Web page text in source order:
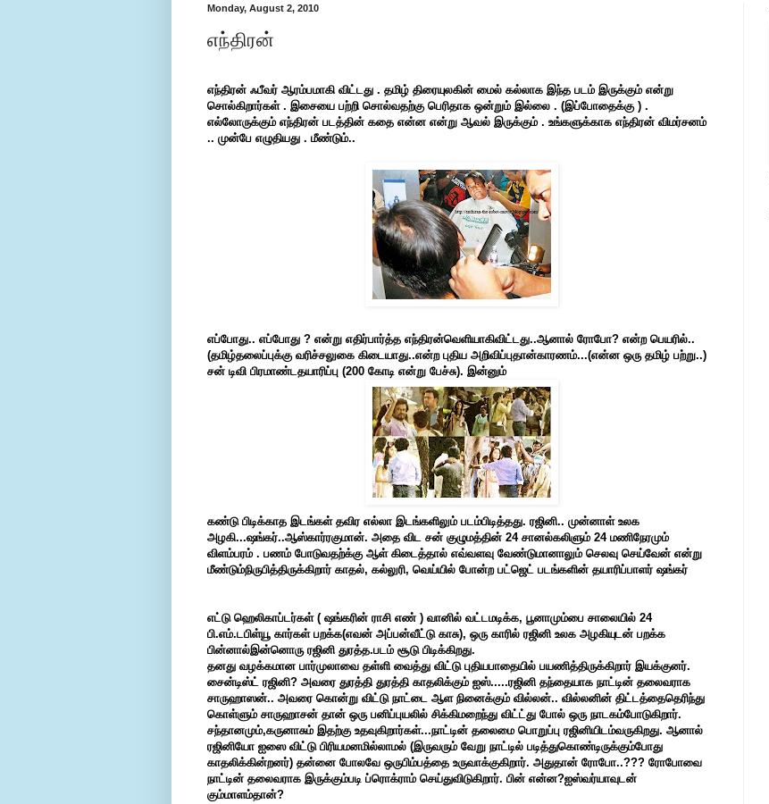
Monday, August 2, 2010
எந்திரன்
எந்திரன் ஃபீவர் ஆரம்பமாகி விட்டது . தமிழ் திரையுலகின் மைல் கல்லாக இந்த படம் இருக்கும் என்று
சொல்கிறார்கள் . இசையை பற்றி சொல்வதற்கு பெரிதாக ஒன்றும் இல்லை . (இப்போதைக்கு ) .
எல்லோருக்கும் எந்திரன் படத்தின் கதை என்ன என்று ஆவல் இருக்கும் . உங்களுக்காக எந்திரன் விமர்சனம்
.. முன்பே எழுதியது . மீண்டும்..
எப்போது.. எப்போது ? என்று எதிர்பார்த்த எந்திரன்வெளியாகிவிட்டது..ஆனால் ரோபோ? என்ற பெயரில்..
(தமிழ்தலைப்புக்கு வரிச்சலுகை கிடையாது..என்ற புதிய அறிவிப்புதான்காரணம்...(என்ன ஒரு தமிழ் பற்று..)
சன் டிவி பிரமாண்டதயாரிப்பு (200 கோடி என்று பேச்சு). இன்னும்
கண்டு பிடிக்காத இடங்கள் தவிர எல்லா இடங்களிலும் படம்பிடித்தது. ரஜினி.. முன்னாள் உலக
அழகி...ஷங்கர்..ஆஸ்கார்ரகுமான். அதை விட சன் குழுமத்தின் 24 சானல்கலிளும்24 மணிநேரமும்
விளம்பரம். பணம் போடுவதற்க்கு ஆள் கிடைத்தால் எவ்வளவு வேண்டுமானாலும் செலவு செய்வேன் என்று
மீண்டும்நிருபித்திருக்கிறார் காதல், கல்லுரி, வெய்யில் போன்ற பட்ஜெட் படங்களின் தயாரிப்பாளர் ஷங்கர்
எட்டு ஹெலிகாப்டர்கள் ( ஷங்கரின் ராசி எண் ) வானில் வட்டமடிக்க, பூனாமும்பை சாலையில் 24
பி.எம்.டபிள்யூ கார்கள் பறக்க(எவன் அப்பன்வீட்டு காசு), ஒரு காரில் ரஜினி உலக அழகியுடன் பறக்க
பின்னால்இன்னொரு ரஜினி துரத்த.படம் சூடு பிடிக்கிறது.
தனது வழக்கமான பார்முலாவை தள்ளி வைத்து விட்டு புதியபாதையில் பயணித்திருக்கிறார் இயக்குனர்.
சைன்டிஸ்ட் ரஜினி? அவரை துரத்தி துரத்தி காதலிக்கும் ஐஸ்.....ரஜினி தந்தையாக நாட்டின் தலைவராக
சாருஹாஸன்.. அவரை கொன்று விட்டுநாட்டை ஆள நினைக்கும் வில்லன்.. வில்லனின் திட்டத்தைதெரிந்து
கொள்ளும் சாருஹாசன் தான் ஒரு பனிப்புயலில் சிக்கிமறைந்து விட்ட்து போல் ஒரு நாடகம்போடுகிறார்.
சந்தானமும்,கருனாசும் இதற்குஉதவுகிறார்கள்...நாட்டின் தலைமை பொறுப்பு ரஜினியிடம்வருகிறது. ஆனால்
ரஜினியோ ஐஸை விட்டு பிரியமனமில்லாமல் (இருவரும் வேறு நாட்டில் படித்துகொண்டிருக்கும்போது
காதலிக்கின்றனர்) தன்னை போலவே ஒருபிம்பத்தை உருவாக்குகிறார். அதுதான் ரோபோ..??? ரோபோவை
நாட்டின் தலைவராக இருக்கும்படி ப்ரொக்ராம் செய்துவிடுகிறார். பின் என்ன?ஐஸ்வர்யாவுடன்
கும்மாளம்தான்?